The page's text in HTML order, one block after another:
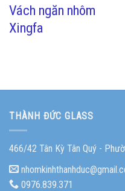
Vách ngăn nhôm
Xingfa
THÀNH ĐỨC GLASS
466/42 Tân Kỳ Tân Quý -
0976.839.371